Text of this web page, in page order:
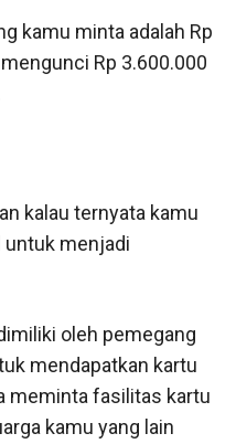
kamu minta adalah Rp
Rp 3.600.000
kalau ternyata kamu
untuk menjadi
oleh pemegang
mendapatkan kartu
meminta fasilitas kartu
kamu yang lain